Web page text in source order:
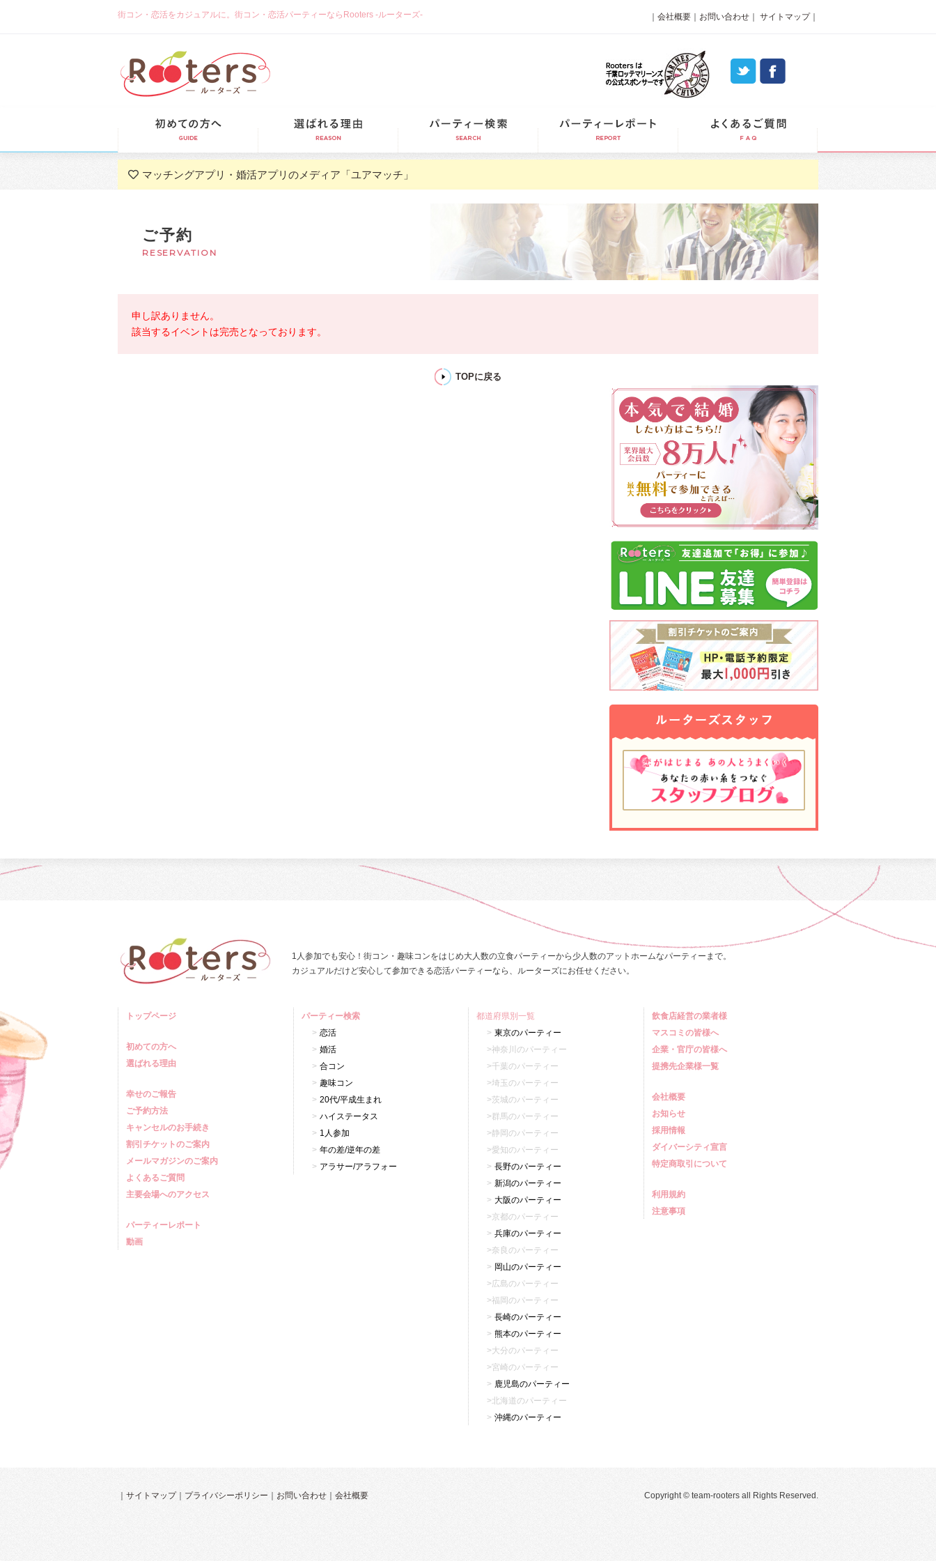
街コン・恋活をカジュアルに。街コン・恋活パーティーならRooters -ルーターズ- 会社概要 お問い合わせ サイトマップ｜
マッチングアプリ・婚活アプリのメディア「ユアマッチ」
ご予約
RESERVATION
申し訳ありません。
該当するイベントは完売となっております。
TOPに戻る
1人参加でも安心！街コン・趣味コンをはじめ大人数の立食パーティーから少人数のアットホームなパーティーまで。
カジュアルだけど安心して参加できる恋活パーティーなら、ルーターズにお任せください。
トップページ
初めての方へ
選ばれる理由
幸せのご報告
ご予約方法
キャンセルのお手続き
割引チケットのご案内
メールマガジンのご案内
よくあるご質問
主要会場へのアクセス
パーティーレポート
動画
パーティー検索
恋活
婚活
合コン
趣味コン
20代/平成生まれ
ハイステータス
1人参加
年の差/逆年の差
アラサー/アラフォー
都道府県別一覧
東京のパーティー
神奈川のパーティー
千葉のパーティー
埼玉のパーティー
茨城のパーティー
群馬のパーティー
静岡のパーティー
愛知のパーティー
長野のパーティー
新潟のパーティー
大阪のパーティー
京都のパーティー
兵庫のパーティー
奈良のパーティー
岡山のパーティー
広島のパーティー
福岡のパーティー
長崎のパーティー
熊本のパーティー
大分のパーティー
宮崎のパーティー
鹿児島のパーティー
北海道のパーティー
沖縄のパーティー
飲食店経営の業者様
マスコミの皆様へ
企業・官庁の皆様へ
提携先企業様一覧
会社概要
お知らせ
採用情報
ダイバーシティ宣言
特定商取引について
利用規約
注意事項
サイトマップ｜ プライバシーポリシー お問い合わせ 会社概要 Copyright © team-rooters all Rights Reserved.